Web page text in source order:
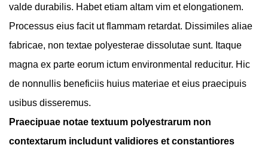
valde durabilis. Habet etiam altam vim et elongationem.
Processus eius facit ut flammam retardat. Dissimiles aliae
fabricae, non textae polyesterae dissolutae sunt. Itaque
magna ex parte eorum ictum environmental reducitur. Hic
de nonnullis beneficiis huius materiae et eius praecipuis
usibus disseremus.
Praecipuae notae textuum polyestrarum non
contextarum includunt validiores et constantiores